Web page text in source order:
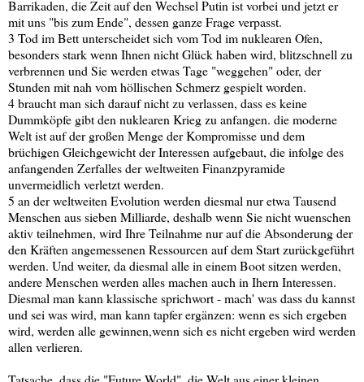
Barrikaden, die Zeit auf den Wechsel Putin ist vorbei und jetzt er
mit uns "bis zum Ende", dessen ganze Frage verpasst.
3 Tod im Bett unterscheidet sich vom Tod im nuklearen Ofen,
besonders stark wenn Ihnen nicht Glück haben wird, blitzschnell zu
verbrennen und Sie werden etwas Tage "weggehen" oder, der
Stunden mit nah vom höllischen Schmerz gespielt worden.
4 braucht man sich darauf nicht zu verlassen, dass es keine
Dummköpfe gibt den nuklearen Krieg zu anfangen. die moderne
Welt ist auf der großen Menge der Kompromisse und dem
brüchigen Gleichgewicht der Interessen aufgebaut, die infolge des
anfangenden Zerfalles der weltweiten Finanzpyramide
unvermeidlich verletzt werden.
5 an der weltweiten Evolution werden diesmal nur etwa Tausend
Menschen aus sieben Milliarde, deshalb wenn Sie nicht wuenschen
aktiv teilnehmen, wird Ihre Teilnahme nur auf die Absonderung der
den Kräften angemessenen Ressourcen auf dem Start zurückgeführt
werden. Und weiter, da diesmal alle in einem Boot sitzen werden,
andere Menschen werden alles machen auch in Ihern Interessen.
Diesmal man kann klassische sprichwort - mach' was dass du kannst
und sei was wird, man kann tapfer ergänzen: wenn es sich ergeben
wird, werden alle gewinnen,wenn sich es nicht ergeben wird werden
allen verlieren.